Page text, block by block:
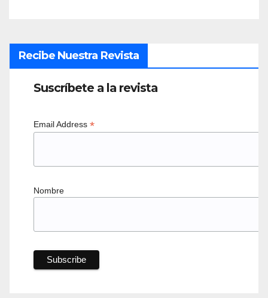
Recibe Nuestra Revista
Suscríbete a la revista
Email Address *
Nombre